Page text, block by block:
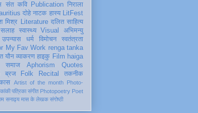
संत कवि Publication निराला
दोहे नाटक हास्य LitFest
मिश्र Literature दलित साहित्य
सलाह स्वास्थ्य Visual
अभिमन्यु
उपन्यास धर्म विमोचन
स्वतंत्रता
My Fav Work renga tanka
यौन व्याकरण हाइकु Film haiga
समाज Aphorism
Quotes
ब्रज Folk Recital
तकनीक
Artist of the month Photo-
पत्रिका संगीत Photopoetry Poet
सनाढ्य मास के लेखक संगोष्ठी